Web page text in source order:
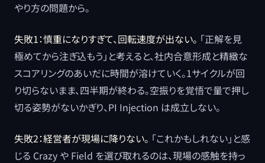
やり方の問題から。
失敗1：慎重になりすぎて、回転速度が出ない。 「正解を見
極めてから注ぎ込もう」と考えると、社内合意形成と精緻な
スコアリングのあいだに時間が溶けていく。1サイクルが回
り切らないまま、四半期が終わる。空振りを覚悟で量で押し
切る姿勢がないかぎり、PI Injection は成立しない。
失敗2：経営者が現場に降りない。 「これかもしれない」と感
じる Crazy や Field を選び取れるのは、現場の感触を持っ